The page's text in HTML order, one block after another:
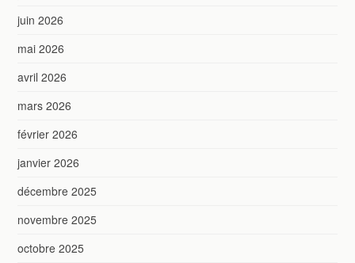
juin 2026
mai 2026
avril 2026
mars 2026
février 2026
janvier 2026
décembre 2025
novembre 2025
octobre 2025